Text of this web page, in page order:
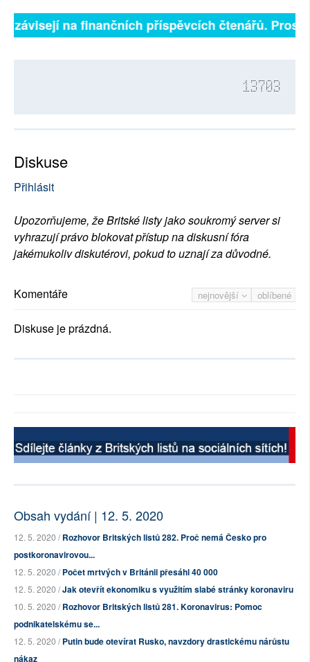
závisejí na finančních příspěvcích čtenářů.
13703
Diskuse
Přihlásit
Upozorňujeme, že Britské listy jako soukromý server si
vyhrazují právo blokovat přístup na diskusní fóra
jakémukoliv diskutérovi, pokud to uznají za důvodné.
nejnovější oblíbené
Komentáře
Diskuse je prázdná.
Obsah vydání | 12. 5. 2020
12. 5. 2020 /Rozhovor Britských listů 282. Proč nemá Česko pro
postkoronavirovou...
12. 5. 2020 /Počet mrtvých v Británii přesáhl 40 000
12. 5. 2020 /Jak otevřít ekonomiku s využitím slabé stránky koronaviru
10. 5. 2020 /Rozhovor Britských listů 281. Koronavirus: Pomoc
podnikatelskému se...
12. 5. 2020 /Putin bude otevírat Rusko, navzdory drastickému nárůstu
nákaz